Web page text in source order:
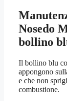
Nosedo
bollino
Il bollino blu
appongono
e che non
combustione.